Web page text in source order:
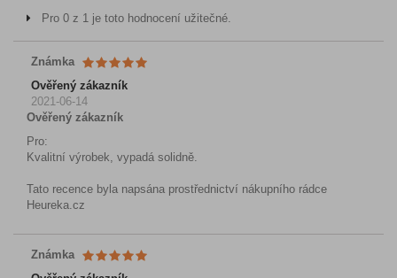
Pro 0 z 1 je toto hodnocení užitečné.
Známka
Ověřený zákazník
2021-06-14
Ověřený zákazník
Pro:
Kvalitní výrobek, vypadá solidně.
Tato recence byla napsána prostřednictví nákupního rádce
Heureka.cz
Známka